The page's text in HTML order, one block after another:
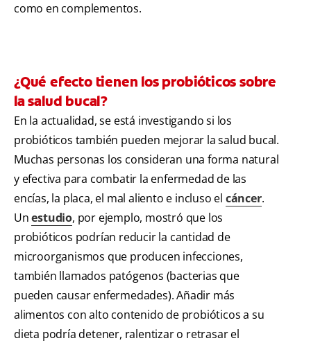
como en complementos.
¿Qué efecto tienen los probióticos sobre
la salud bucal?
En la actualidad, se está investigando si los
probióticos también pueden mejorar la salud bucal.
Muchas personas los consideran una forma natural
y efectiva para combatir la enfermedad de las
encías, la placa, el mal aliento e incluso el cáncer.
Unestudio, por ejemplo, mostró que los
probióticos podrían reducir la cantidad de
microorganismos que producen infecciones,
también llamados patógenos (bacterias que
pueden causar enfermedades). Añadir más
alimentos con alto contenido de probióticos a su
dieta podría detener, ralentizar o retrasar el